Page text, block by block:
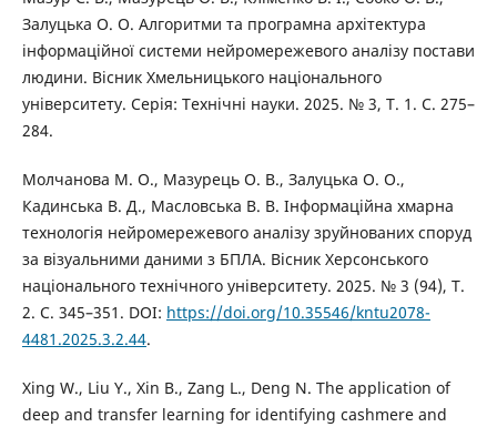
Залуцька О. О. Алгоритми та програмна архітектура
інформаційної системи нейромережевого аналізу постави
людини. Вісник Хмельницького національного
університету. Серія: Технічні науки. 2025. № 3, Т. 1. С. 275–
284.
Молчанова М. О., Мазурець О. В., Залуцька О. О.,
Кадинська В. Д., Масловська В. В. Інформаційна хмарна
технологія нейромережевого аналізу зруйнованих споруд
за візуальними даними з БПЛА. Вісник Херсонського
національного технічного університету. 2025. № 3 (94), Т.
2. С. 345–351. DOI: https://doi.org/10.35546/kntu2078-
4481.2025.3.2.44.
Xing W., Liu Y., Xin B., Zang L., Deng N. The application of
deep and transfer learning for identifying cashmere and